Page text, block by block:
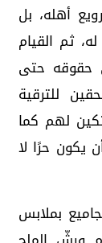
أهله، بل
ثم القيام
حقوقه حتى
للترقية
لهم كما
يكون حرًا لا
بملابس